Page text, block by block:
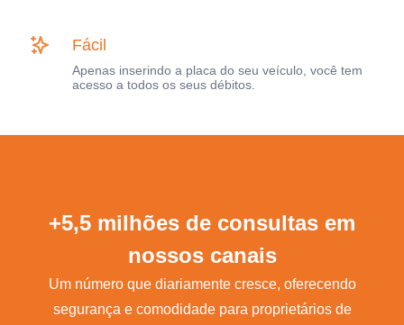
Fácil
Apenas inserindo a placa do seu veículo, você tem
acesso a todos os seus débitos.
+5,5 milhões de consultas em
nossos canais
Um número que diariamente cresce, oferecendo
segurança e comodidade para proprietários de